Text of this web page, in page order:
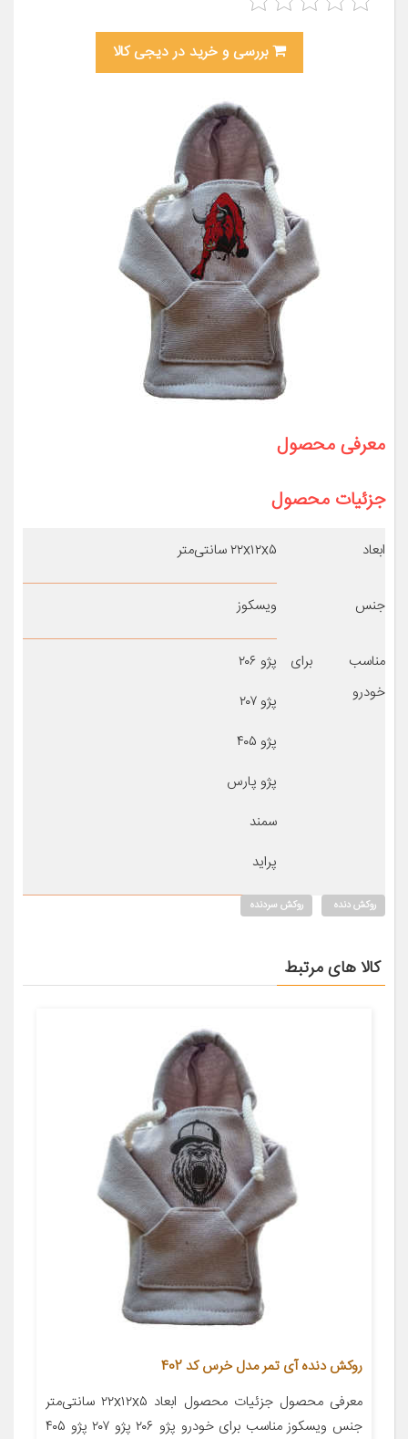
بررسی و خرید در دیجی کالا
معرفی محصول
جزئیات محصول
ابعاد ۲۲x۱۲x۵ سانتی‌متر
جنس ویسکوز
مناسب برای
خودرو
پژو ۲۰۶
پژو ۲۰۷
پژو ۴۰۵
پژو پارس
سمند
پراید
روکش دنده روکش سردنده
کالا های مرتبط
روکش دنده آی تمر مدل خرس کد 402
معرفی محصول جزئیات محصول ابعاد ۲۲x۱۲x۵ سانتی‌متر
جنس ویسکوز مناسب برای خودرو پژو ۲۰۶ پژو ۲۰۷ پژو ۴۰۵